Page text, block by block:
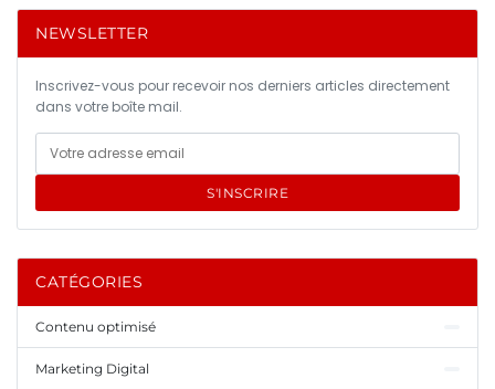
NEWSLETTER
Inscrivez-vous pour recevoir nos derniers articles directement
dans votre boîte mail.
S'INSCRIRE
CATÉGORIES
Contenu optimisé
Marketing Digital